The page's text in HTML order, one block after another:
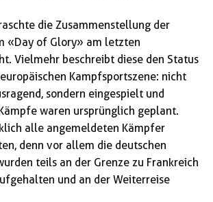
die Zusammenstellung der
«Day of Glory» am letzten
Vielmehr beschreibt diese den Status
Kampfsportszene: nicht
sondern eingespielt und
waren ursprünglich geplant.
alle angemeldeten Kämpfer
denn vor allem die deutschen
teils an der Grenze zu Frankreich
und an der Weiterreise